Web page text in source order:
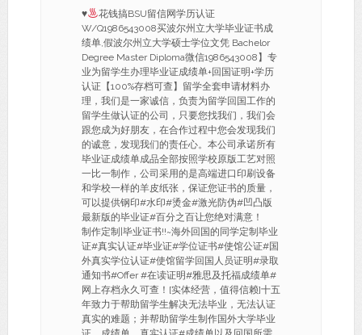
♥
花钱搞BSU留信网学历认证
W/Q1986543008买波尔州立大学毕业证书成
绩单,假波尔州立大学硕士学位文凭 Bachelor
Degree Master Diploma微信1986543008】专
业为留学生办理毕业证成绩单+回国证明+学历
认证【100%存档可查】留学全套申请材料办
理，我们是一家诚信，负责为留学回国工作的
留学生做认证的公司，只要您找我们，我们会
跟您成为好朋友，在合作过程中您会发现我们
的诚意，发现我们的责任心。本公司承诺所有
毕业证成绩单成品全部按照学校原版工艺对照
一比一制作，公司采用的是高端进口印刷设备
和学校一样的羊皮纸张，保证您证书的质量，
可以提供钢印#水印#烫金#激光防伪#凹凸版
最新版的毕业证#百分之百让您绝对满意！
制作定制|毕业证书!!~海外回国的同学定制毕业
证#真实认证#毕业证#学位证书#使馆公证#国
外真实学位认证#使馆留学回国人员证明#录取
通知书#Offer #在读证明#雅思及托福成绩单#
网上存档永久可查！[实体经营，值得信赖]十五
年致力于帮助留学生解决无法毕业，无法认证
真实的难题；并帮助留学生制作国外大学毕业